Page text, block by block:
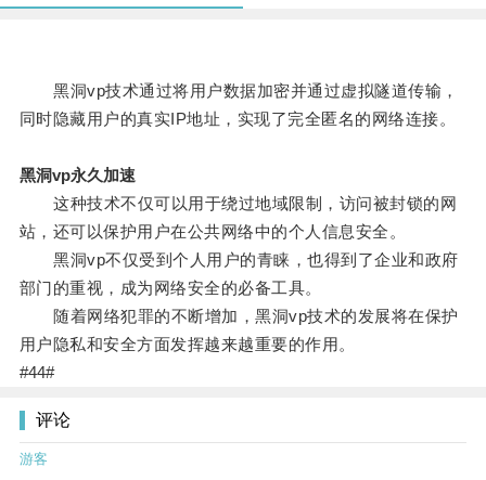
黑洞vp技术通过将用户数据加密并通过虚拟隧道传输，
同时隐藏用户的真实IP地址，实现了完全匿名的网络连接。
黑洞vp永久加速
这种技术不仅可以用于绕过地域限制，访问被封锁的网
站，还可以保护用户在公共网络中的个人信息安全。
黑洞vp不仅受到个人用户的青睐，也得到了企业和政府
部门的重视，成为网络安全的必备工具。
随着网络犯罪的不断增加，黑洞vp技术的发展将在保护
用户隐私和安全方面发挥越来越重要的作用。
#44#
评论
游客